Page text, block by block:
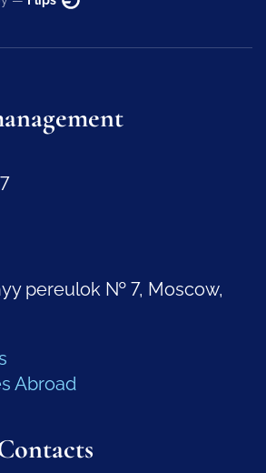
pereulok № 7, Moscow,
Abroad